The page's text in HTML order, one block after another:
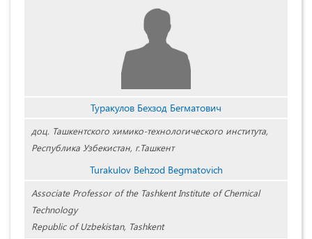
Туракулов Бехзод Бегматович
доц. Ташкентского химико-технологического института,
Республика Узбекистан, г.Ташкент
Turakulov Behzod Begmatovich
Associate Professor of the Tashkent Institute of Chemical
Technology
Republic of Uzbekistan, Tashkent